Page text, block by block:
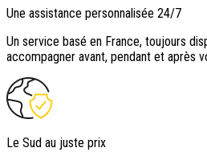
Une assistance personnalisée 24/7
Un service basé en France, toujours
accompagner avant, pendant et après
Le Sud au juste prix